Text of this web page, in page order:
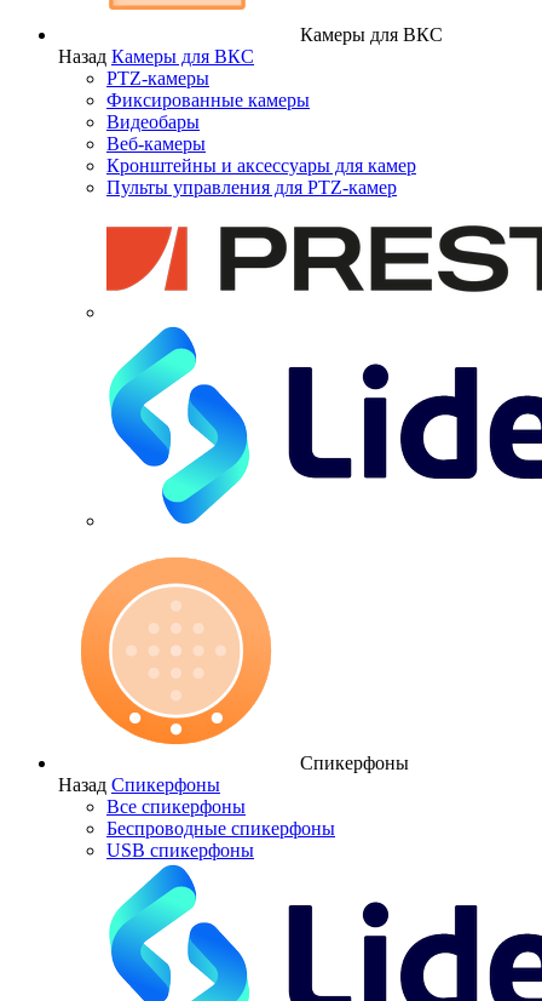
Камеры для ВКС
Назад Камеры для ВКС
PTZ-камеры
Фиксированные камеры
Видеобары
Веб-камеры
Кронштейны и аксессуары для камер
Пульты управления для PTZ-камер
Спикерфоны
Назад Спикерфоны
Все спикерфоны
Беспроводные спикерфоны
USB спикерфоны